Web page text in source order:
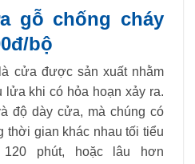
gỗ chống cháy
bộ
là cửa được sản xuất nhằm
khi có hỏa hoạn xảy ra.
độ dày cửa, mà chúng có
thời gian khác nhau tối tiểu
phút, hoặc lâu hơn